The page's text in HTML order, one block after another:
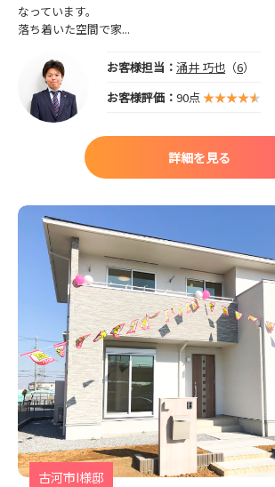
なっています。
落ち着いた空間で家...
お客様担当： 涌井 巧也 （6）
お客様評価： 90点
詳細を見る
古河市I様邸